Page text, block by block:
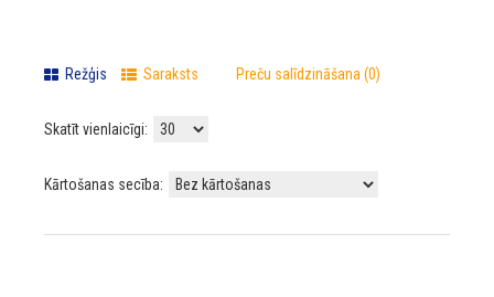
Režģis Saraksts Preču salīdzināšana (0)
Skatīt vienlaicīgi:
Kārtošanas secība: